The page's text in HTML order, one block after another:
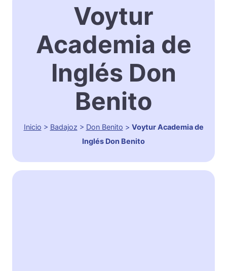
Voytur
Academia de
Inglés Don
Benito
Inicio > Badajoz > Don Benito > Voytur Academia de
Inglés Don Benito